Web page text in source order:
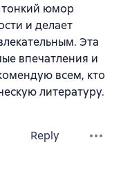
тонкий юмор
и делает
Эта
впечатления и
всем, кто
литературу.
Reply